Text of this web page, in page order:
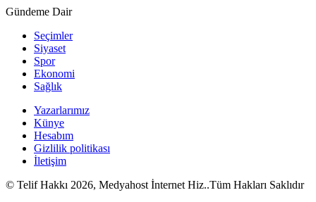
Gündeme Dair
Seçimler
Siyaset
Spor
Ekonomi
Sağlık
Yazarlarımız
Künye
Hesabım
Gizlilik politikası
İletişim
© Telif Hakkı 2026, Medyahost İnternet Hiz..Tüm Hakları Saklıdır